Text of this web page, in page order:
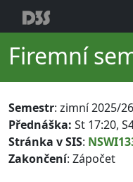
Firemní
Semestr: zimní 2025/26
Přednáška: St 17:20,
Stránka v SIS:
Zakončení: Zápočet